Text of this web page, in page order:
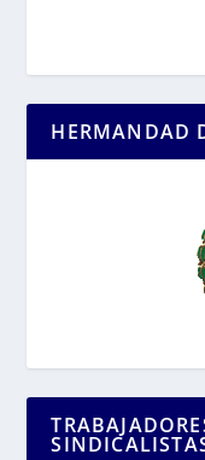
HERMANDAD